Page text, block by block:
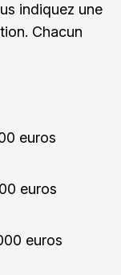
indiquez une
Chacun
euros
euros
euros